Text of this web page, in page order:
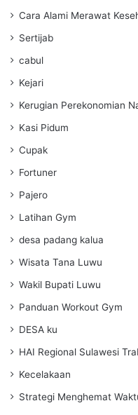
Cara Alami Merawat
Sertijab
cabul
Kejari
Kerugian Perekonomian
Kasi Pidum
Cupak
Fortuner
Pajero
Latihan Gym
desa padang kalua
Wisata Tana Luwu
Wakil Bupati Luwu
Panduan Workout Gym
DESA ku
HAI Regional Sulawesi
Kecelakaan
Strategi Menghemat